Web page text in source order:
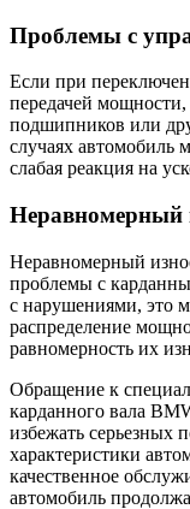
Проблемы с
Если при
передачей мощности,
подшипников или
случаях автомобиль
слабая реакция на
Неравномерный
Неравномерный
проблемы с
с нарушениями, это
распределение
равномерность их
Обращение к
карданного вала
избежать серьезных
характеристики
качественное
автомобиль